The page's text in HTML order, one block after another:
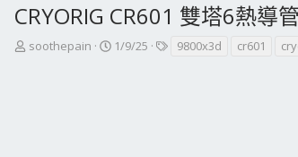
CRYORIG CR601 雙塔6熱導
主
soothepain
開
1/9/25
標9800x3d cr601